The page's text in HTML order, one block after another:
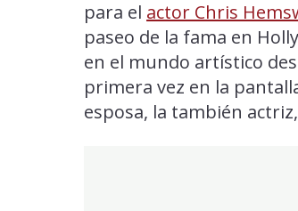
para el actor Chris
paseo de la fama en
en el mundo artístico
primera vez en la
esposa, la también